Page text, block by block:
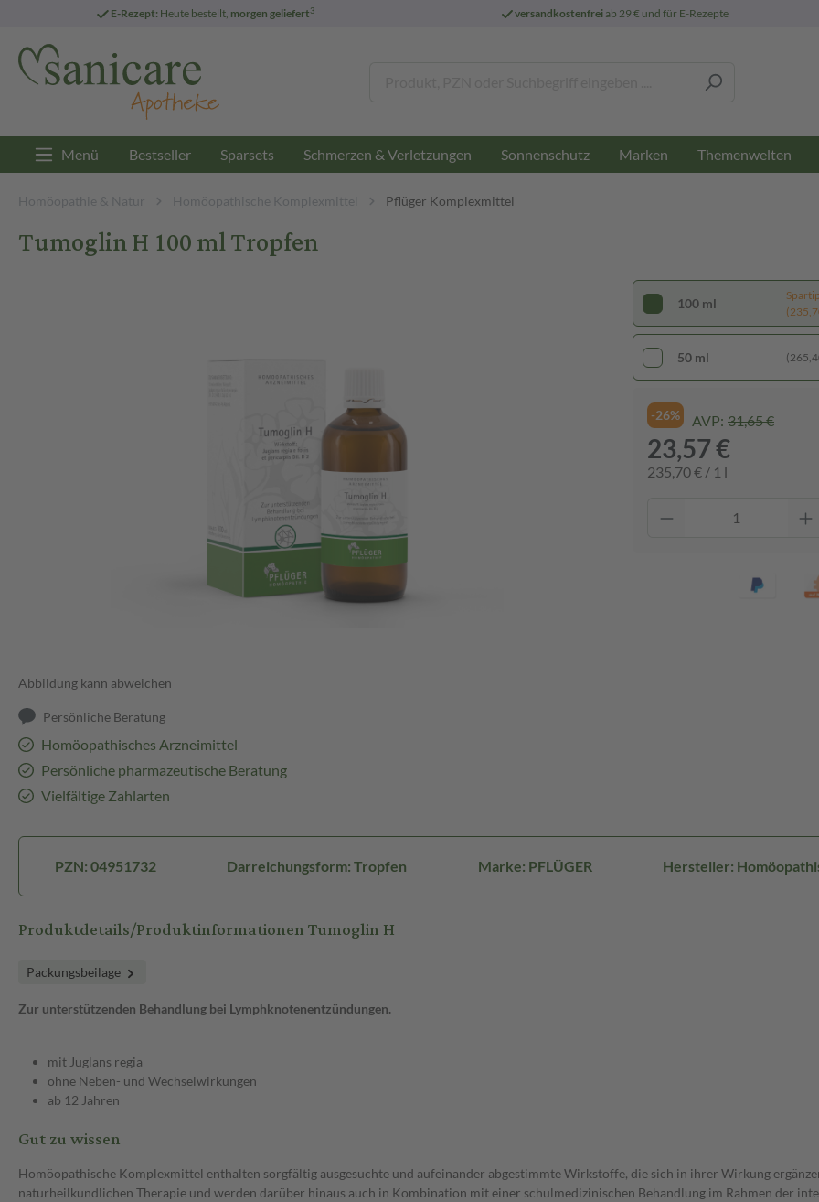
E-Rezept: Heute bestellt, morgen geliefert3 versandkostenfreiab 29 € und für E-Rezepte
Menü Bestseller Sparsets Schmerzen & Verletzungen Sonnenschutz Marken Themenwelten
Homöopathie & Natur Homöopathische Komplexmittel Pflüger Komplexmittel
Tumoglin H 100 ml Tropfen
Abbildung kann abweichen
Persönliche Beratung
Homöopathisches Arzneimittel
Persönliche pharmazeutische Beratung
Vielfältige Zahlarten
100 ml
50 ml
-26% AVP: 31,65 €
23,57 €
235,70 € / 1 l
PZN: 04951732 Darreichungsform: Tropfen Marke: PFLÜGER Hersteller:
Produktdetails/Produktinformationen Tumoglin H
Packungsbeilage
Zur unterstützenden Behandlung bei Lymphknotenentzündungen.
mit Juglans regia
ohne Neben- und Wechselwirkungen
ab 12 Jahren
Gut zu wissen
Homöopathische Komplexmittel enthalten sorgfältig ausgesuchte und aufeinander abgestimmte Wirkstoffe, die sich in ihrer Wirkung
naturheilkundlichen Therapie und werden darüber hinaus auch in Kombination mit einer schulmedizinischen Behandlung im Rahmen der